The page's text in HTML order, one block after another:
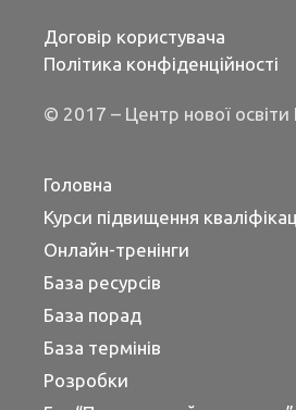
Договір користувача
Політика конфіденційності
© 2017 – Центр нової освіти
Головна
Курси підвищення
Онлайн-тренінги
База ресурсів
База порад
База термінів
Розробки